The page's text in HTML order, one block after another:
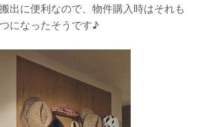
出に便利なので、物件購入時はそれも
になったそうです♪